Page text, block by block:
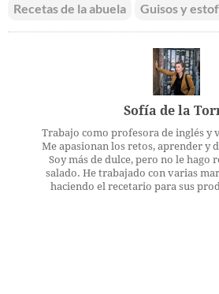
Recetas de la abuela
Guisos y
Sofía de la
Trabajo como profesora de inglés y
Me apasionan los retos, aprender y
Soy más de dulce, pero no le hago
salado. He trabajado con varias
haciendo el recetario para sus